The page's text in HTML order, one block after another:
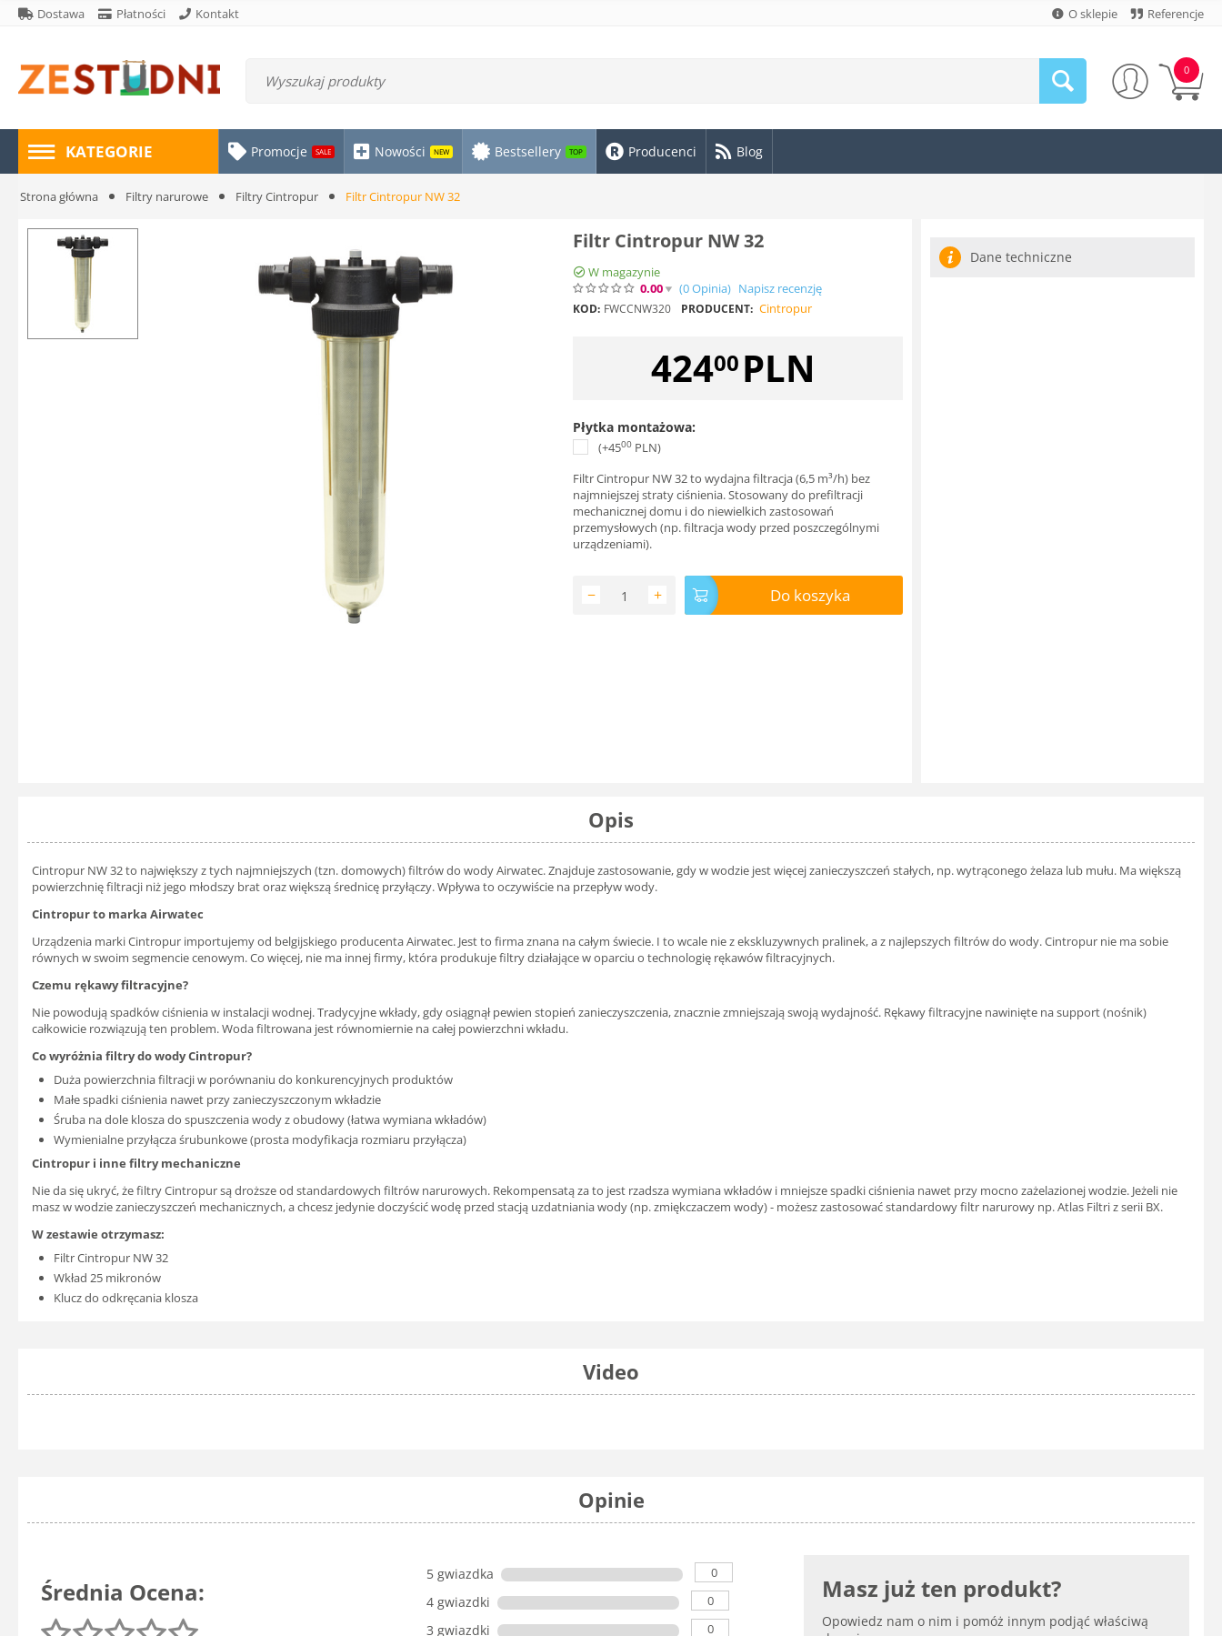
Dostawa Płatności Kontakt O sklepie Referencje
0
KATEGORIE Promocje SALE Nowości NEW Bestsellery TOP Producenci Blog
Strona główna Filtry narurowe Filtry Cintropur Filtr Cintropur NW 32
Filtr Cintropur NW 32
W magazynie
0.00
(0Opinia) Napisz recenzję
KOD: FWCCNW320 PRODUCENT: Cintropur
42400 PLN
Płytka montażowa:
(+4500 PLN)
Filtr Cintropur NW 32 to wydajna filtracja (6,5 m³/h) bez
najmniejszej straty ciśnienia. Stosowany do prefiltracji
mechanicznej domu i do niewielkich zastosowań
przemysłowych (np. filtracja wody przed poszczególnymi
urządzeniami).
+
− Do koszyka
Dane techniczne
Opis
Cintropur NW 32 to największy z tych najmniejszych (tzn. domowych) filtrów do wody Airwatec. Znajduje zastosowanie, gdy w wodzie jest więcej zanieczyszczeń stałych, np. wytrąconego żelaza lub mułu. Ma większą
powierzchnię filtracji niż jego młodszy brat oraz większą średnicę przyłączy. Wpływa to oczywiście na przepływ wody.
Cintropur to marka Airwatec
Urządzenia marki Cintropur importujemy od belgijskiego producenta Airwatec. Jest to firma znana na całym świecie. I to wcale nie z ekskluzywnych pralinek, a z najlepszych filtrów do wody. Cintropur nie ma sobie
równych w swoim segmencie cenowym. Co więcej, nie ma innej firmy, która produkuje filtry działające w oparciu o technologię rękawów filtracyjnych.
Czemu rękawy filtracyjne?
Nie powodują spadków ciśnienia w instalacji wodnej. Tradycyjne wkłady, gdy osiągnął pewien stopień zanieczyszczenia, znacznie zmniejszają swoją wydajność. Rękawy filtracyjne nawinięte na support (nośnik)
całkowicie rozwiązują ten problem. Woda filtrowana jest równomiernie na całej powierzchni wkładu.
Co wyróżnia filtry do wody Cintropur?
Duża powierzchnia filtracji w porównaniu do konkurencyjnych produktów
Małe spadki ciśnienia nawet przy zanieczyszczonym wkładzie
Śruba na dole klosza do spuszczenia wody z obudowy (łatwa wymiana wkładów)
Wymienialne przyłącza śrubunkowe (prosta modyfikacja rozmiaru przyłącza)
Cintropur i inne filtry mechaniczne
Nie da się ukryć, że filtry Cintropur są droższe od standardowych filtrów narurowych. Rekompensatą za to jest rzadsza wymiana wkładów i mniejsze spadki ciśnienia nawet przy mocno zażelazionej wodzie. Jeżeli nie
masz w wodzie zanieczyszczeń mechanicznych, a chcesz jedynie doczyścić wodę przed stacją uzdatniania wody (np. zmiękczaczem wody) - możesz zastosować standardowy filtr narurowy np. Atlas Filtri z serii BX.
W zestawie otrzymasz:
Filtr Cintropur NW 32
Wkład 25 mikronów
Klucz do odkręcania klosza
Video
Opinie
Średnia Ocena:
5 gwiazdka 0
4 gwiazdki 0
3 gwiazdki 0
Masz już ten produkt?
Opowiedz nam o nim i pomóż innym podjąć właściwą